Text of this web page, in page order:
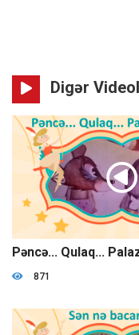
Digər
08:20
Pəncə... Qulaq...
871